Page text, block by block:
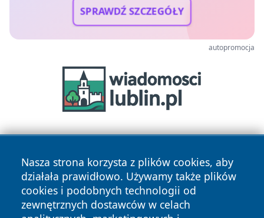
SPRAWDŹ SZCZEGÓŁY
autopromocja
Nasza strona korzysta z plików cookies, aby
działała prawidłowo. Używamy także plików
cookies i podobnych technologii od
zewnętrznych dostawców w celach
Copyright © 2026 wrotatarnowa.pl Wszystkie prawa